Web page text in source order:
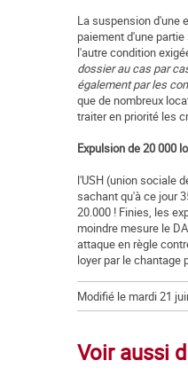
La suspension d'une
paiement d'une
l'autre condition
dossier au cas par
également par les
que de nombreux
traiter en priorité les
Expulsion de 20 000
l'USH (union sociale
sachant qu'à ce jour
20.000 ! Finies, les
moindre mesure le
attaque en règle
loyer par le chantage
Modifié le mardi 21
Voir aussi